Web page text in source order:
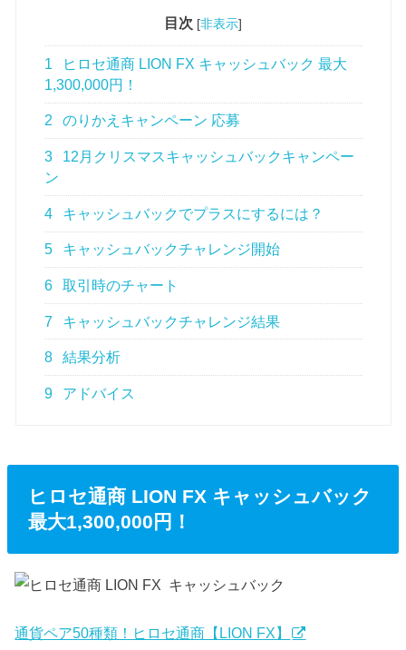
目次 [非表示]
1
ヒロセ通商 LION FX キャッシュバック 最大
1,300,000円！
2 のりかえキャンペーン 応募
3
12月クリスマスキャッシュバックキャンペー
ン
4 キャッシュバックでプラスにするには？
5 キャッシュバックチャレンジ開始
6 取引時のチャート
7 キャッシュバックチャレンジ結果
8 結果分析
9 アドバイス
ヒロセ通商 LION FX キャッシュバック
最大1,300,000円！
通貨ペア50種類！ヒロセ通商【LION FX】